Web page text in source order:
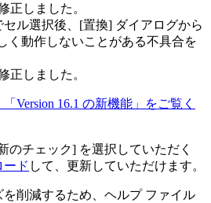
正しました。
ル選択後、[置換] ダイアログから
く動作しないことがある不具合を
正しました。
Version 16.1 の新機能」をご覧く
のチェック] を選択していただく
ード して、更新していただけます。
削減するため、ヘルプ ファイル